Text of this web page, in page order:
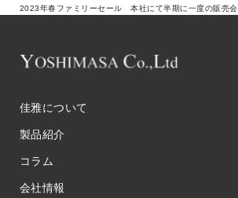
2023年春ファミリーセール 本社にて半期に一度の販売会
佳雅について
製品紹介
コラム
会社情報